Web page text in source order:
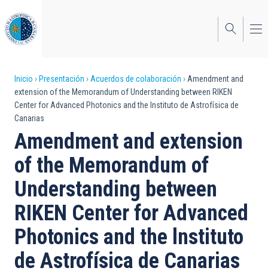
al
contenido
principal
Sobrescribir
enlaces
de
ayuda
a
la
navegación
Inicio Presentación Acuerdos de colaboración
Amendment and
extension of the Memorandum of Understanding between RIKEN
Center for Advanced Photonics and the lnstituto de Astrofísica de
Canarias
Amendment and extension
of the Memorandum of
Understanding between
RIKEN Center for Advanced
Photonics and the lnstituto
de Astrofísica de Canarias